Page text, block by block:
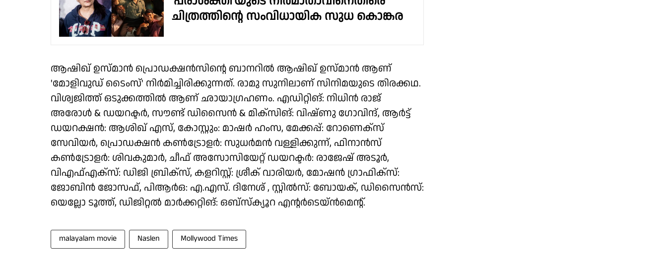
ചിത്രത്തിന്റെ സംവിധായിക സുധ കൊങ്കര
ആഷിഖ് ഉസ്മാന്‍ പ്രൊഡക്ഷന്‍സിന്റെ ബാനറില്‍ ആഷിഖ് ഉസ്മാന്‍ ആണ്
'മോളിവുഡ് ടൈംസ്' നിര്‍മിച്ചിരിക്കുന്നത്. രാമു സുനിലാണ് സിനിമയുടെ തിരക്കഥ.
വിശ്വജിത്ത് ഒടുക്കത്തിൽ ആണ് ഛായാഗ്രഹണം. എഡിറ്റിങ്: നിധിൻ രാജ്
അരോൾ & ഡയറക്ടർ, സൗണ്ട് ഡിസൈൻ & മിക്സിങ്: വിഷ്ണു ഗോവിന്ദ്, ആർട്ട്
ഡയറക്ഷൻ: ആശിഖ് എസ്, കോസ്റ്റും: മാഷർ ഹംസ, മേക്കപ്പ്: റോണെക്സ്
സേവിയർ, പ്രൊഡക്ഷൻ കൺട്രോളർ: സുധർമൻ വള്ളിക്കുന്ന്, ഫിനാൻസ്
കൺട്രോളർ: ശിവകുമാർ, ചീഫ് അസോസിയേറ്റ് ഡയറക്ടർ: രാജേഷ് അടൂർ,
വിഎഫ്‌എക്സ്: ഡിജി ബ്രിക്സ്, കളറിസ്റ്റ്: ശ്രീക് വാരിയർ, മോഷൻ ഗ്രാഫിക്സ്:
ജോബിൻ ജോസഫ്, പിആർഒ: എ.എസ്. ദിനേശ് , സ്റ്റിൽസ്: ബോയക്, ഡിസൈൻസ്:
യെല്ലോ ടൂത്ത്, ഡിജിറ്റൽ മാർക്കറ്റിങ്: ഒബ്സ്ക്യൂറ എന്റർടെയ്‌ൻമെന്റ്.
malayalam movie Naslen Mollywood Times